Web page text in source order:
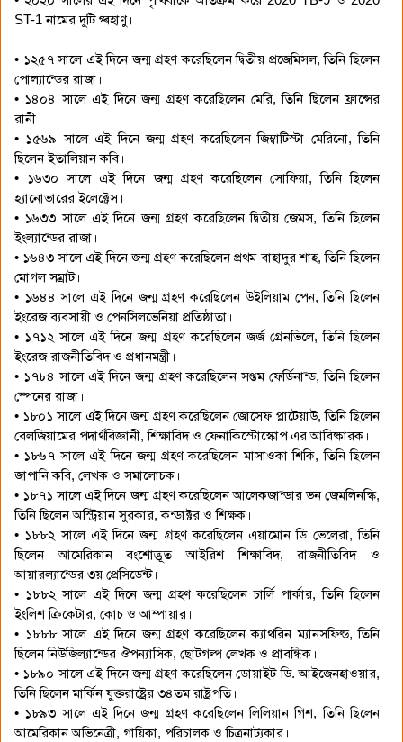
ST-1 নামের দুটি গ্ৰহাণু।
• ১২৫৭ সালে এই দিনে জন্ম গ্রহণ করেছিলেন দ্বিতীয় প্রজেমিসল, তিনি ছিলেন
পোল্যান্ডের রাজা।
• ১৪০৪ সালে এই দিনে জন্ম গ্রহণ করেছিলেন মেরি, তিনি ছিলেন ফ্রান্সের
রানী।
• ১৫৬৯ সালে এই দিনে জন্ম গ্রহণ করেছিলেন জিম্বাটিস্টা মেরিনো, তিনি
ছিলেন ইতালিয়ান কবি।
• ১৬৩০ সালে এই দিনে জন্ম গ্রহণ করেছিলেন সোফিয়া, তিনি ছিলেন
হ্যানোভারের ইলেক্ট্রেস।
• ১৬৩৩ সালে এই দিনে জন্ম গ্রহণ করেছিলেন দ্বিতীয় জেমস, তিনি ছিলেন
ইংল্যান্ডের রাজা।
• ১৬৪৩ সালে এই দিনে জন্ম গ্রহণ করেছিলেন প্রথম বাহাদুর শাহ, তিনি ছিলেন
মোগল সম্রাট।
• ১৬৪৪ সালে এই দিনে জন্ম গ্রহণ করেছিলেন উইলিয়াম পেন, তিনি ছিলেন
ইংরেজ ব্যবসায়ী ও পেনসিলভেনিয়া প্রতিষ্ঠাতা।
• ১৭১২ সালে এই দিনে জন্ম গ্রহণ করেছিলেন জর্জ গ্রেনভিলে, তিনি ছিলেন
ইংরেজ রাজনীতিবিদ ও প্রধানমন্ত্রী।
• ১৭৮৪ সালে এই দিনে জন্ম গ্রহণ করেছিলেন সপ্তম ফের্ডিনান্ড, তিনি ছিলেন
স্পেনের রাজা।
• ১৮০১ সালে এই দিনে জন্ম গ্রহণ করেছিলেন জোসেফ প্লাটেয়াউ, তিনি ছিলেন
বেলজিয়ামের পদার্থবিজ্ঞানী, শিক্ষাবিদ ও ফেনাকিস্টোস্কোপ এর আবিষ্কারক।
• ১৮৬৭ সালে এই দিনে জন্ম গ্রহণ করেছিলেন মাসাওকা শিকি, তিনি ছিলেন
জাপানি কবি, লেখক ও সমালোচক।
• ১৮৭১ সালে এই দিনে জন্ম গ্রহণ করেছিলেন আলেকজান্ডার ভন জেমলিনস্কি,
তিনি ছিলেন অস্ট্রিয়ান সুরকার, কন্ডাক্টর ও শিক্ষক।
• ১৮৮২ সালে এই দিনে জন্ম গ্রহণ করেছিলেন এয়ামোন ডি ভেলেরা, তিনি
ছিলেন আমেরিকান বংশোদ্ভূত আইরিশ শিক্ষাবিদ, রাজনীতিবিদ ও
আয়ারল্যান্ডের ৩য় প্রেসিডেন্ট।
• ১৮৮২ সালে এই দিনে জন্ম গ্রহণ করেছিলেন চার্লি পার্কার, তিনি ছিলেন
ইংলিশ ক্রিকেটার, কোচ ও আম্পায়ার।
• ১৮৮৮ সালে এই দিনে জন্ম গ্রহণ করেছিলেন ক্যাথরিন ম্যানসফিল্ড, তিনি
ছিলেন নিউজিল্যান্ডের ঔপন্যাসিক, ছোটগল্প লেখক ও প্রাবন্ধিক।
• ১৮৯০ সালে এই দিনে জন্ম গ্রহণ করেছিলেন ডোয়াইট ডি. আইজেনহাওয়ার,
তিনি ছিলেন মার্কিন যুক্তরাষ্ট্রের ৩৪তম রাষ্ট্রপতি।
• ১৮৯৩ সালে এই দিনে জন্ম গ্রহণ করেছিলেন লিলিয়ান গিশ, তিনি ছিলেন
আমেরিকান অভিনেত্রী, গায়িকা, পরিচালক ও চিত্রনাট্যকার।